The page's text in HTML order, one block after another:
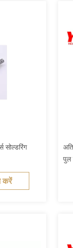
सोल्डरिंग
करें
पुल